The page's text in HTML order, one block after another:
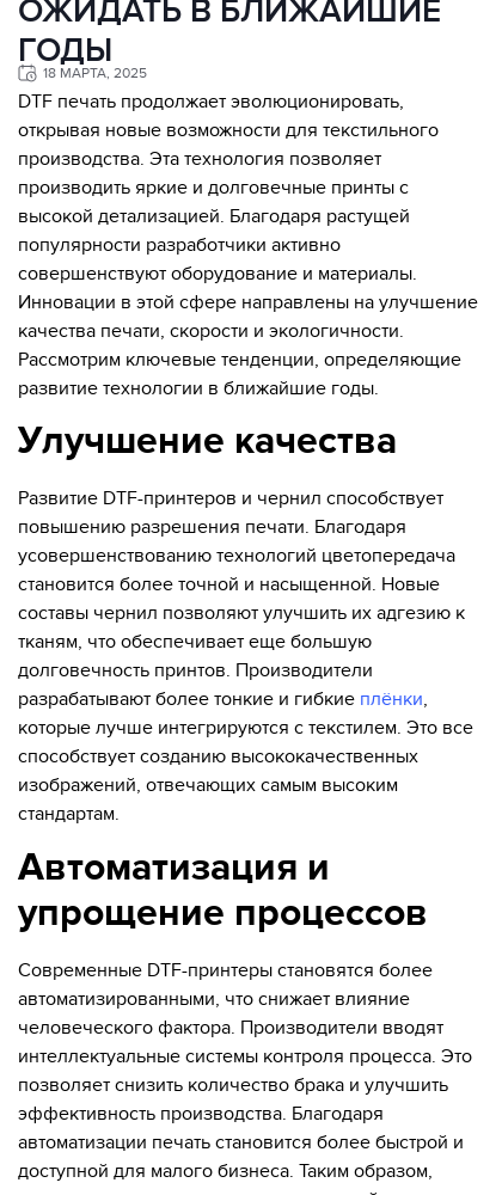
ОЖИДАТЬ В БЛИЖАЙШИЕ
ГОДЫ
18 МАРТА, 2025
DTF печать продолжает эволюционировать,
открывая новые возможности для текстильного
производства. Эта технология позволяет
производить яркие и долговечные принты с
высокой детализацией. Благодаря растущей
популярности разработчики активно
совершенствуют оборудование и материалы.
Инновации в этой сфере направлены на улучшение
качества печати, скорости и экологичности.
Рассмотрим ключевые тенденции, определяющие
развитие технологии в ближайшие годы.
Улучшение качества
Развитие DTF-принтеров и чернил способствует
повышению разрешения печати. Благодаря
усовершенствованию технологий цветопередача
становится более точной и насыщенной. Новые
составы чернил позволяют улучшить их адгезию к
тканям, что обеспечивает еще большую
долговечность принтов. Производители
разрабатывают более тонкие и гибкие плёнки,
которые лучше интегрируются с текстилем. Это все
способствует созданию высококачественных
изображений, отвечающих самым высоким
стандартам.
Автоматизация и
упрощение процессов
Современные DTF-принтеры становятся более
автоматизированными, что снижает влияние
человеческого фактора. Производители вводят
интеллектуальные системы контроля процесса. Это
позволяет снизить количество брака и улучшить
эффективность производства. Благодаря
автоматизации печать становится более быстрой и
доступной для малого бизнеса. Таким образом,